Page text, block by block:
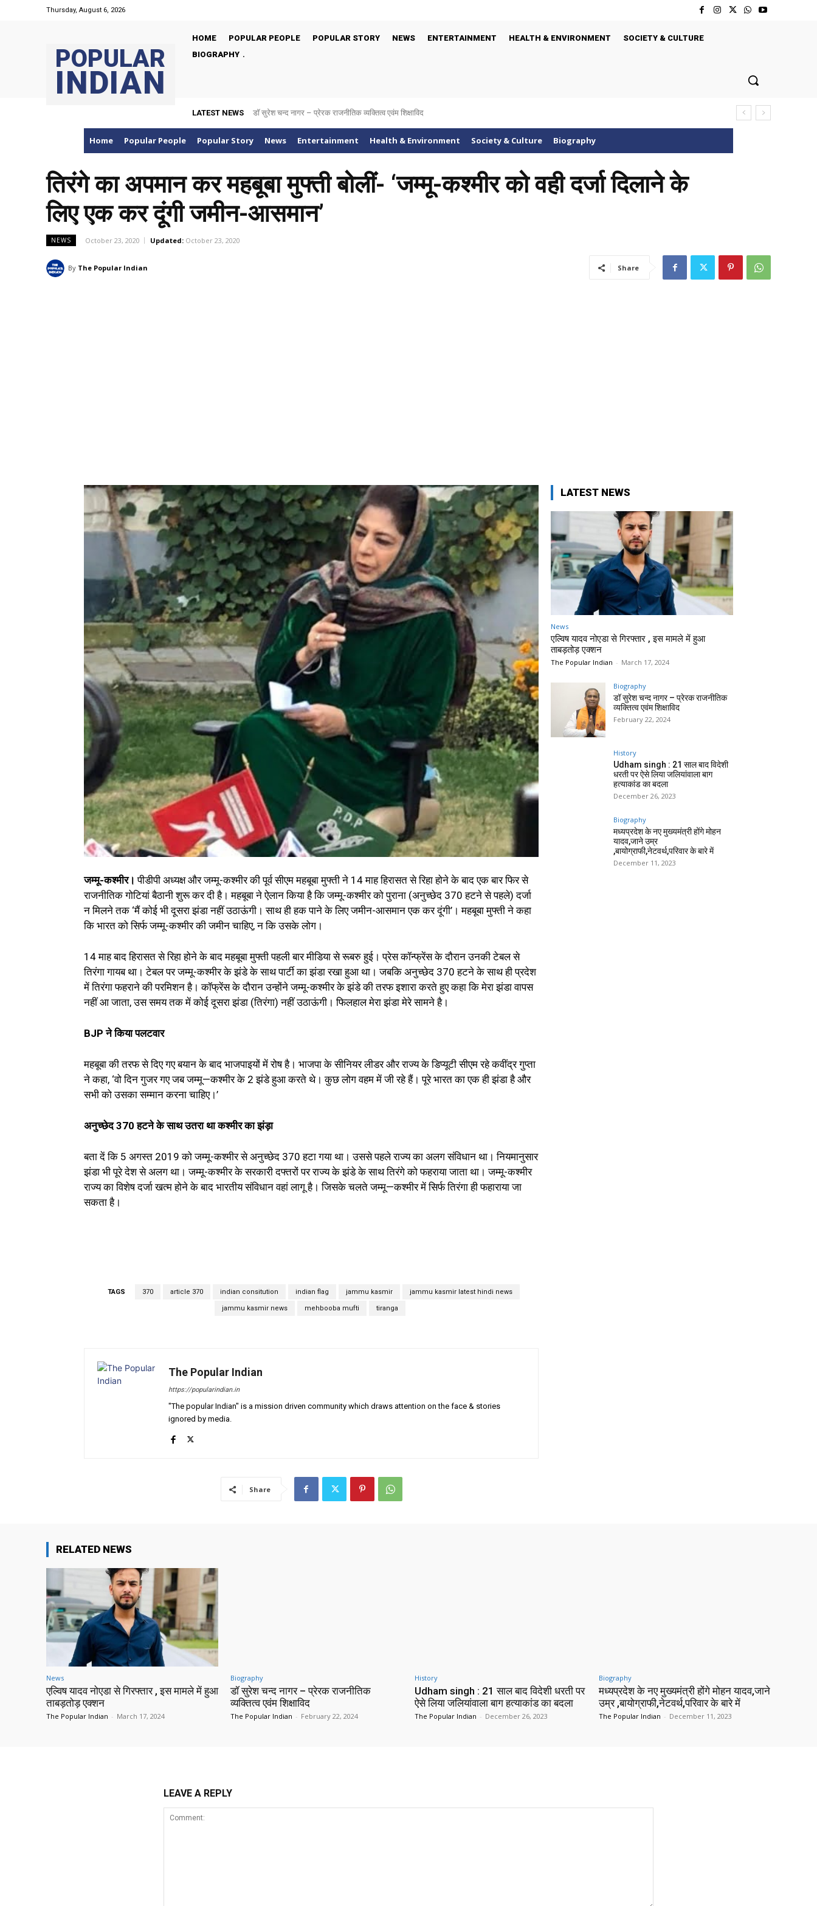
Thursday, August 6, 2026
POPULAR
INDIAN
HOME POPULAR PEOPLE POPULAR STORY NEWS ENTERTAINMENT HEALTH & ENVIRONMENT
SOCIETY & CULTURE
BIOGRAPHY
LATEST NEWS डॉ सुरेश चन्द नागर – प्रेरक राजनीतिक व्यक्तित्व एवंम शिक्षाविद
Home Popular People Popular Story News Entertainment Health & Environment Society & Culture Biography
तिरंगे का अपमान कर महबूबा मुफ्ती बोलीं- ‘जम्मू-कश्मीर को वही दर्जा दिलाने के
लिए एक कर दूंगी जमीन-आसमान’
NEWS October 23, 2020 Updated: October 23, 2020
By The Popular Indian Share
जम्मू-कश्मीर। पीडीपी अध्यक्ष और जम्मू-कश्मीर की पूर्व सीएम महबूबा मुफ्ती ने 14 माह हिरासत से रिहा होने के बाद एक बार फिर से
राजनीतिक गोटियां बैठानी शुरू कर दी है। महबूबा ने ऐलान ​किया है कि जम्मू-कश्मीर को पुराना (अनुच्छेद 370 हटने से पहले) दर्जा
न मिलने तक ‘मैं कोई भी दूसरा झंडा नहीं उठाऊंगी। साथ ही हक पाने के लिए जमीन-आसमान एक कर दूंगी’। महबूबा मुफ्ती ने कहा
कि भारत को सिर्फ जम्मू-कश्मीर की जमीन चाहिए, न कि उसके लोग।
14 माह बाद हिरासत से रिहा होने के बाद महबूबा मुफ्ती पहली बार मीडिया से रूबरु हुई। प्रेस कॉन्फ्रेंस के दौरान उनकी टेबल से
तिरंगा गायब था। टेबल पर जम्मू-कश्मीर के झंडे के साथ पार्टी का झंडा रखा हुआ था। जबकि अनुच्छेद 370 हटने के साथ ही प्रदेश
में तिरंगा फहराने की परमिशन है। कॉफ्रेंस के दौरान उन्होंने जम्मू-कश्मीर के झंडे की तरफ इशारा करते हुए कहा कि मेरा झंडा वापस
नहीं आ जाता, उस समय तक में कोई दूसरा झंडा (तिरंगा) नहीं उठाऊंगी। फिलहाल मेरा झंडा मेरे सामने है।
BJP ने किया पलटवार
महबूबा की तरफ से दिए गए बयान के बाद भाजपाइयों में रोष है। भाजपा के सीनियर लीडर और राज्य के डिप्यूटी सीएम रहे कवींद्र गुप्ता
ने कहा, ‘वो दिन गुजर गए जब जम्मू—कश्मीर के 2 झंडे हुआ करते थे। कुछ लोग वहम में जी रहे हैं। पूरे भारत का एक ही झंडा है और
सभी को उसका सम्मान करना चाहिए।’
अनुच्छेद 370 हटने के साथ उतरा था कश्मीर का झंड़ा
बता दें कि 5 अगस्त 2019 को जम्मू-कश्मीर से अनुच्छेद 370 हटा गया था। उससे पहले राज्य का अलग संविधान था। नियमानुसार
झंडा भी पूरे देश से अलग था। जम्मू-कश्मीर के सरकारी दफ्तरों पर राज्य के झंडे के साथ तिरंगे को फहराया जाता था। जम्मू-कश्मीर
राज्य का विशेष दर्जा खत्म होने के बाद भारतीय संविधान वहां लागू है। जिसके चलते जम्मू—कश्मीर में सिर्फ तिरंगा ही फहाराया जा
सकता है।
TAGS 370 article 370 indian consitution indian flag jammu kasmir jammu kasmir latest hindi news
jammu kasmir news mehbooba mufti tiranga
The Popular Indian
https://popularindian.in
"The popular Indian" is a mission driven community which draws attention on the face & stories
ignored by media.
Share
LATEST NEWS
News
एल्विष यादव नोएडा से गिरफ्तार , इस मामले में हुआ
ताबड़तोड़ एक्शन
The Popular Indian - March 17, 2024
Biography
डॉ सुरेश चन्द नागर – प्रेरक राजनीतिक
व्यक्तित्व एवंम शिक्षाविद
February 22, 2024
History
Udham singh : 21 साल बाद विदेशी
धरती पर ऐसे लिया जलियांवाला बाग
हत्याकांड का बदला
December 26, 2023
Biography
मध्यप्रदेश के नए मुख्यमंत्री होंगे मोहन
यादव,जाने उम्र
,बायोग्राफी,नेटवर्थ,परिवार के बारे में
December 11, 2023
RELATED NEWS
News
एल्विष यादव नोएडा से गिरफ्तार , इस मामले में हुआ
ताबड़तोड़ एक्शन
The Popular Indian - March 17, 2024
Biography
डॉ सुरेश चन्द नागर – प्रेरक राजनीतिक
व्यक्तित्व एवंम शिक्षाविद
The Popular Indian - February 22, 2024
History
Udham singh : 21 साल बाद विदेशी धरती पर
ऐसे लिया जलियांवाला बाग हत्याकांड का बदला
The Popular Indian - December 26, 2023
Biography
मध्यप्रदेश के नए मुख्यमंत्री होंगे मोहन यादव,जाने
उम्र ,बायोग्राफी,नेटवर्थ,परिवार के बारे में
The Popular Indian - December 11, 2023
LEAVE A REPLY